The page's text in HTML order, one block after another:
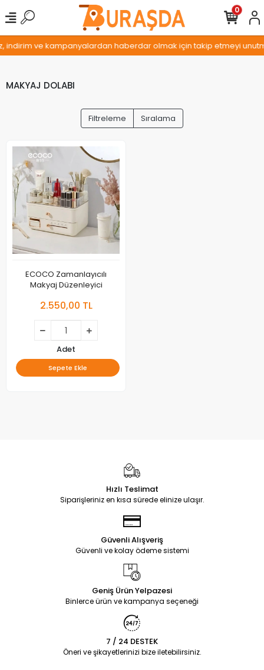
indirim ve kampanyalardan haberdar olmak için takip etmeyi
0
MAKYAJ DOLABI
Filtreleme Sıralama
ECOCO Zamanlayıcılı
Makyaj Düzenleyici
2.550,00 TL
Adet
Sepete Ekle
Hızlı Teslimat
Siparişleriniz en kısa sürede elinize ulaşır.
Güvenli Alışveriş
Güvenli ve kolay ödeme sistemi
Geniş Ürün Yelpazesi
Binlerce ürün ve kampanya seçeneği
7 / 24 DESTEK
Öneri ve şikayetlerinizi bize iletebilirsiniz.